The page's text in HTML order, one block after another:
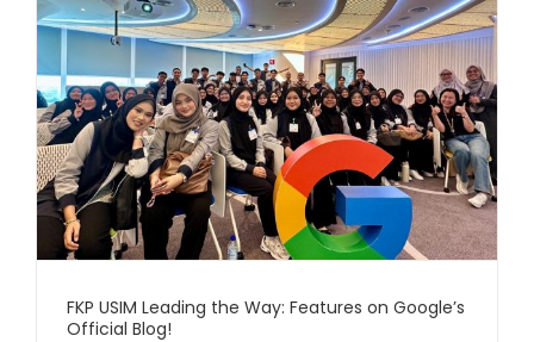
FKP USIM Leading the Way: Features on Google’s
Official Blog!